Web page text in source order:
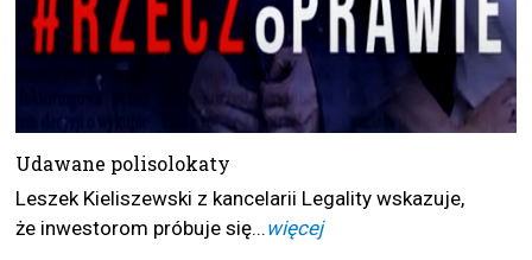
Udawane polisolokaty
Leszek Kieliszewski z kancelarii Legality wskazuje,
że inwestorom próbuje się...więcej